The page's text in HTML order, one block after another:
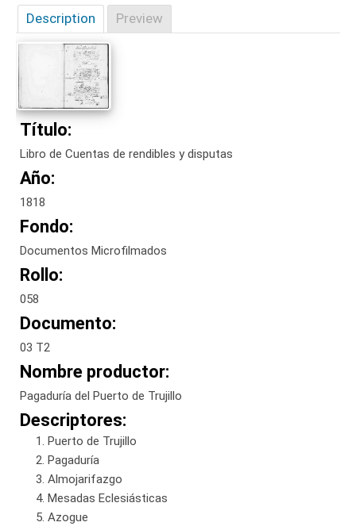
Description Preview
Título:
Libro de Cuentas de rendibles y disputas
Año:
1818
Fondo:
Documentos Microfilmados
Rollo:
058
Documento:
03 T2
Nombre productor:
Pagaduría del Puerto de Trujillo
Descriptores:
Puerto de Trujillo
Pagaduría
Almojarifazgo
Mesadas Eclesiásticas
Azogue